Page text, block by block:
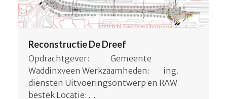
Reconstructie De Dreef
Opdrachtgever: Gemeente
Waddinxveen Werkzaamheden: ing.
diensten Uitvoeringsontwerp en RAW
bestek Locatie: …